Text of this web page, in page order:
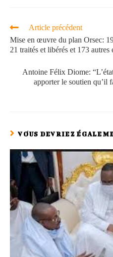
Article précédent
Mise en œuvre du plan Orsec:
21 traités et libérés et 173 autres
Antoine Félix Diome:
apporter le soutien qu’il
VOUS DEVRIEZ